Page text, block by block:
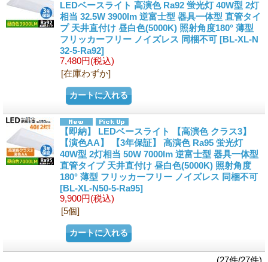
LEDベースライト 高演色 Ra92 蛍光灯 40W型 2灯
相当 32.5W 3900lm 逆富士型 器具一体型 直管タイ
プ 天井直付け 昼白色(5000K) 照射角度180° 薄型
フリッカーフリー ノイズレス 同梱不可 [BL-XL-N
32-5-Ra92]
7,480円(税込)
[在庫わずか]
【即納】 LEDベースライト 【高演色 クラス3】
【演色AA】 【3年保証】 高演色 Ra95 蛍光灯
40W型 2灯相当 50W 7000lm 逆富士型 器具一体型
直管タイプ 天井直付け 昼白色(5000K) 照射角度
180° 薄型 フリッカーフリー ノイズレス 同梱不可
[BL-XL-N50-5-Ra95]
9,900円(税込)
[5個]
(27件/27件)